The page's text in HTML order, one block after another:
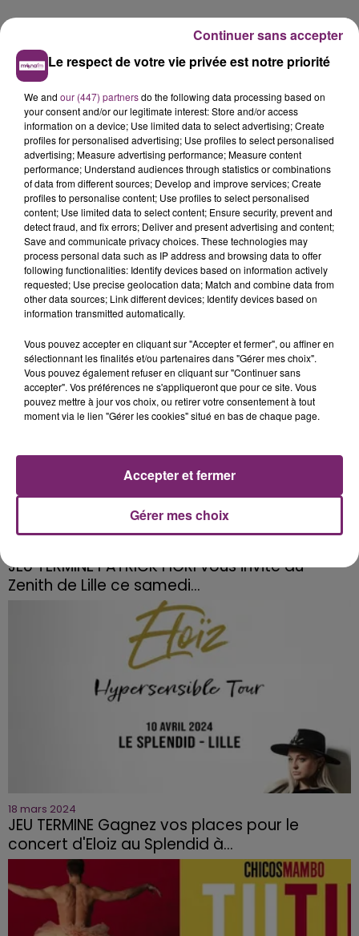
LES AUTRES JEUX >
JEU TERMINE PATRICK FIORI vous invite au
Zenith de Lille ce samedi...
18 mars 2024
JEU TERMINE Gagnez vos places pour le
concert d'Eloiz au Splendid à...
Le respect de votre vie privée est notre priorité
We and our (447) partnersdo the following data processing based on
your consent and/or our legitimate interest: Store and/or access
information on a device; Use limited data to select advertising; Create
profiles for personalised advertising; Use profiles to select personalised
advertising; Measure advertising performance; Measure content
performance; Understand audiences through statistics or combinations
of data from different sources; Develop and improve services; Create
profiles to personalise content; Use profiles to select personalised
content; Use limited data to select content; Ensure security, prevent and
detect fraud, and fix errors; Deliver and present advertising and content;
Save and communicate privacy choices. These technologies may
process personal data such as IP address and browsing data to offer
following functionalities: Identify devices based on information actively
requested; Use precise geolocation data; Match and combine data from
other data sources; Link different devices; Identify devices based on
information transmitted automatically.
Vous pouvez accepter en cliquant sur "Accepter et fermer", ou affiner en
sélectionnant les finalités et/ou partenaires dans "Gérer mes choix".
Vous pouvez également refuser en cliquant sur "Continuer sans
accepter". Vos préférences ne s'appliqueront que pour ce site. Vous
pouvez mettre à jour vos choix, ou retirer votre consentement à tout
moment via le lien "Gérer les cookies" situé en bas de chaque page.
Gérer mes choix
Accepter et fermer
Continuer sans accepter